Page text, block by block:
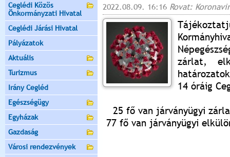
Ceglédi Közös
Önkormányzati Hivatal
Ceglédi Járási Hivatal
Pályázatok
Aktuális
Turizmus
Irány Cegléd
Egészségügy
Egyházak
Gazdaság
Városi rendezvények
2022.08.09. 16:16 Rovat:
zárlat,
14 óráig
25 fő van járványügyi
77 fő van járványügyi